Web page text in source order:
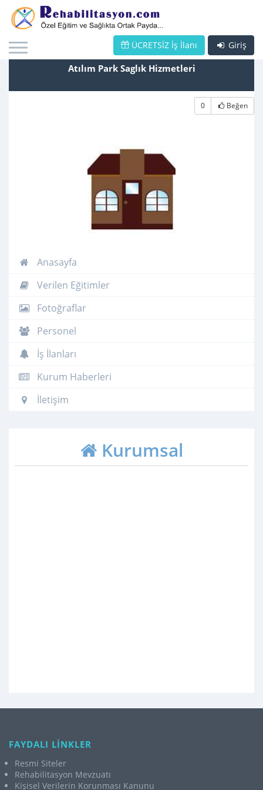
Giriş
ÜCRETSİZ İş İlanı
Atılım Park Saglık Hizmetleri
0 Beğen
Anasayfa
Verilen Eğitimler
Fotoğraflar
Personel
İş İlanları
Kurum Haberleri
İletişim
Kurumsal
FAYDALI LİNKLER
Resmi Siteler
Rehabilitasyon Mevzuatı
Kişisel Verilerin Korunması Kanunu